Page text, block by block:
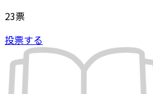
23票
投票する